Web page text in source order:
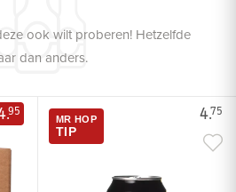
ook wilt proberen! Hetzelfde
dan anders.
95 4.75
MR HOP
TIP